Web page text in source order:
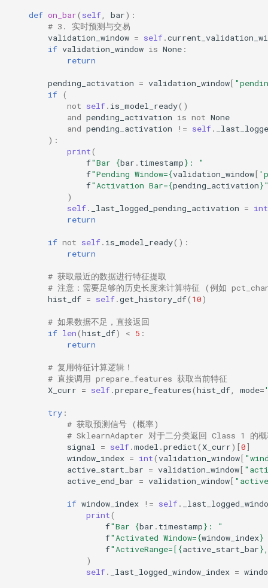
def on_bar( self bar):
# 3. 实时预测与交易
validation_window = self.
if validation_window is None :
return
pending_activation = validation_window[
if (
not self. is_model_ready()
and pending_activation is not None
and pending_activation != self.
):
print(
f"Bar {bar . timestamp} : "
f"Pending Window={validation_window[
f"Activation Bar={pending_activation}
)
self. _last_logged_pending_activation = int
return
if not self. is_model_ready():
return
# 获取最近的数据进行特征提取
# 注意：需要足够的历史长度来计算特征 (例如
hist_df = self.get_history_df( 10)
# 如果数据不足，直接返回
if len(hist_df) < 5 :
return
# 复用特征计算逻辑！
# 直接调用 prepare_features 获取当前特征
X_curr = self.prepare_features(hist_df mode=
try :
# 获取预测信号 (概率)
# SklearnAdapter 对于二分类返回 Class 1 的概
signal
= self.model .predict( X_curr)[0]
window_index = int(validation_window[
active_start_bar = validation_window[
active_end_bar = validation_window[
if window_index != self.
print(
f"Bar {bar . timestamp} : "
f"Activated Window={window_index}
f"ActiveRange=[ {active_start_bar}
)
self. _last_logged_window_index =